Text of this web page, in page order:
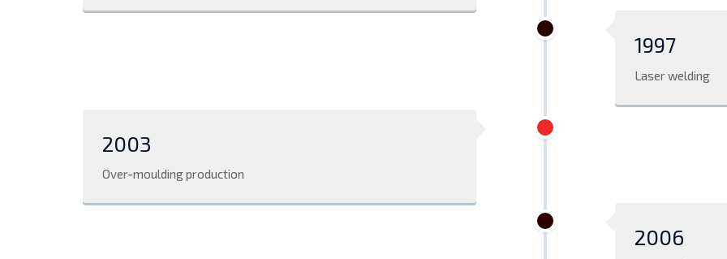
1997
Laser welding
2003
Over-moulding production
2006